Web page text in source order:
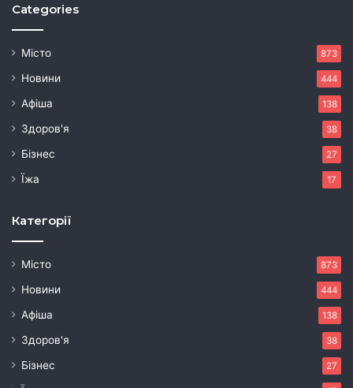
Categories
Місто 873
Новини 444
Афіша 138
Здоров'я 38
Бізнес 27
Їжа 17
Категорії
Місто 873
Новини 444
Афіша 138
Здоров'я 38
Бізнес 27